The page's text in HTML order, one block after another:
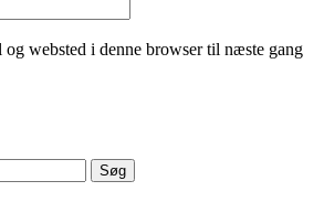
websted i denne browser til næste gang